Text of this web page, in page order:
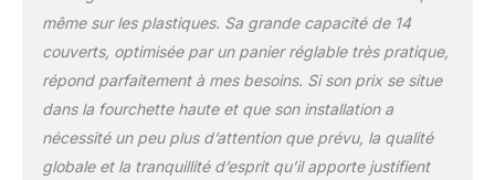
libre, même lorsqu'il n'est
pas complètement
chargé. Avec Home
Connect, contrôlez et
vaisselle connecté à
distance. Dimensions du
produit : 84.5 x 60 x 60
même sur les plastiques. Sa grande capacité de 14
couverts, optimisée par un panier réglable très pratique,
répond parfaitement à mes besoins. Si son prix se situe
dans la fourchette haute et que son installation a
nécessité un peu plus d’attention que prévu, la qualité
globale et la tranquillité d’esprit qu’il apporte justifient